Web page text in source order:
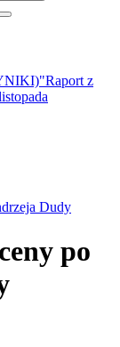
"Raport z
Dudy
po